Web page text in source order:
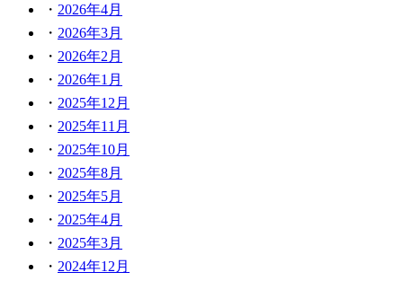
2026年4月
2026年3月
2026年2月
2026年1月
2025年12月
2025年11月
2025年10月
2025年8月
2025年5月
2025年4月
2025年3月
2024年12月